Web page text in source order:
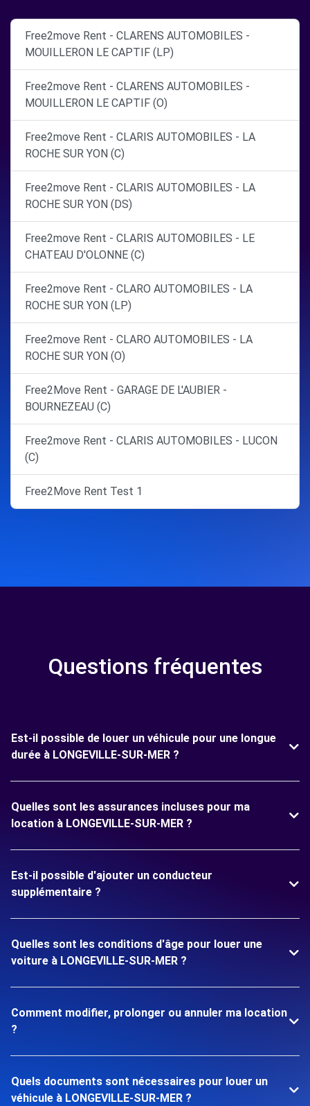
Free2move Rent - CLARENS AUTOMOBILES -
MOUILLERON LE CAPTIF (LP)
Free2move Rent - CLARENS AUTOMOBILES -
MOUILLERON LE CAPTIF (O)
Free2move Rent - CLARIS AUTOMOBILES - LA
ROCHE SUR YON (C)
Free2move Rent - CLARIS AUTOMOBILES - LA
ROCHE SUR YON (DS)
Free2move Rent - CLARIS AUTOMOBILES - LE
CHATEAU D'OLONNE (C)
Free2move Rent - CLARO AUTOMOBILES - LA
ROCHE SUR YON (LP)
Free2move Rent - CLARO AUTOMOBILES - LA
ROCHE SUR YON (O)
Free2Move Rent - GARAGE DE L'AUBIER -
BOURNEZEAU (C)
Free2move Rent - CLARIS AUTOMOBILES - LUCON
(C)
Free2Move Rent Test 1
Questions fréquentes
Est-il possible de louer un véhicule pour une longue
durée à LONGEVILLE-SUR-MER ?
Quelles sont les assurances incluses pour ma
location à LONGEVILLE-SUR-MER ?
Est-il possible d'ajouter un conducteur
supplémentaire ?
Quelles sont les conditions d'âge pour louer une
voiture à LONGEVILLE-SUR-MER ?
Comment modifier, prolonger ou annuler ma location
?
Quels documents sont nécessaires pour louer un
véhicule à LONGEVILLE-SUR-MER ?